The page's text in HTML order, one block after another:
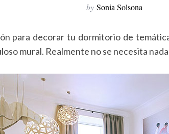
by Sonia Solsona
para decorar tu dormitorio de
mural. Realmente no se necesita